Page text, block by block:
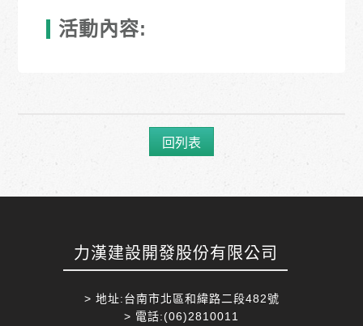
活動內容:
回列表
力漢建設開發股份有限公司
> 地址:台南市北區和緯路二段482號
> 電話:(06)2810011